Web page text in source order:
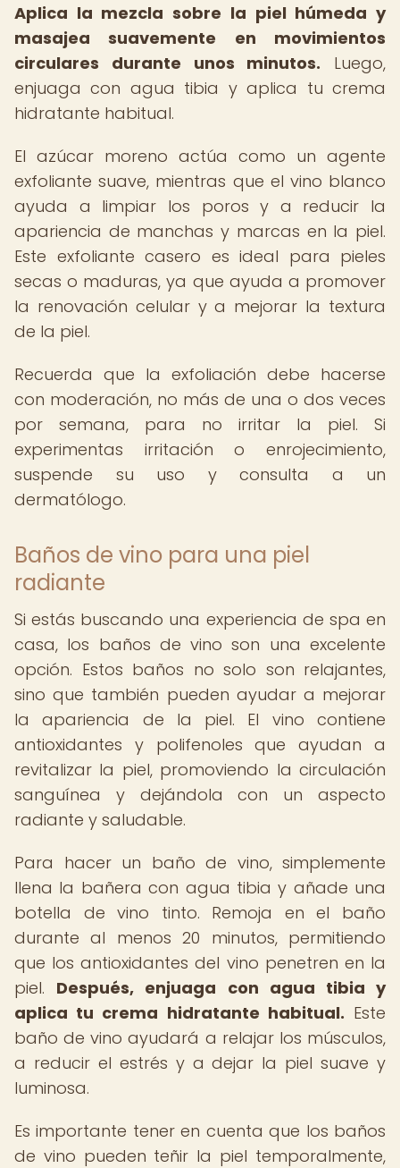
Aplica la mezcla sobre la piel húmeda y
masajea suavemente en movimientos
circulares durante unos minutos. Luego,
enjuaga con agua tibia y aplica tu crema
hidratante habitual.
El azúcar moreno actúa como un agente
exfoliante suave, mientras que el vino blanco
ayuda a limpiar los poros y a reducir la
apariencia de manchas y marcas en la piel.
Este exfoliante casero es ideal para pieles
secas o maduras, ya que ayuda a promover
la renovación celular y a mejorar la textura
de la piel.
Recuerda que la exfoliación debe hacerse
con moderación, no más de una o dos veces
por semana, para no irritar la piel. Si
experimentas irritación o enrojecimiento,
suspende su uso y consulta a un
dermatólogo.
Baños de vino para una piel
radiante
Si estás buscando una experiencia de spa en
casa, los baños de vino son una excelente
opción. Estos baños no solo son relajantes,
sino que también pueden ayudar a mejorar
la apariencia de la piel. El vino contiene
antioxidantes y polifenoles que ayudan a
revitalizar la piel, promoviendo la circulación
sanguínea y dejándola con un aspecto
radiante y saludable.
Para hacer un baño de vino, simplemente
llena la bañera con agua tibia y añade una
botella de vino tinto. Remoja en el baño
durante al menos 20 minutos, permitiendo
que los antioxidantes del vino penetren en la
piel. Después, enjuaga con agua tibia y
aplica tu crema hidratante habitual. Este
baño de vino ayudará a relajar los músculos,
a reducir el estrés y a dejar la piel suave y
luminosa.
Es importante tener en cuenta que los baños
de vino pueden teñir la piel temporalmente,